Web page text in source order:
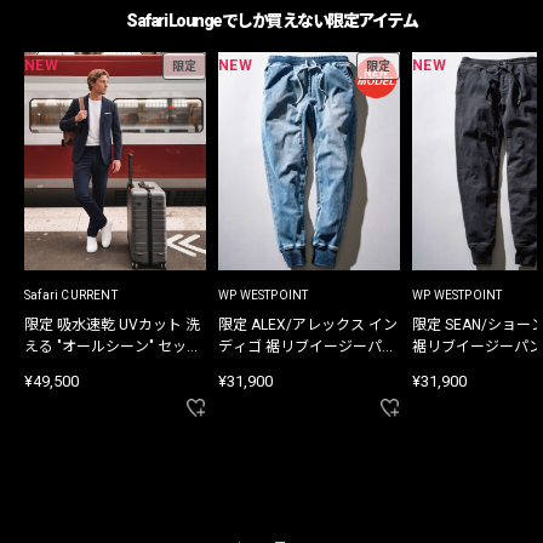
Safari Loungeでしか買えない限定アイテム
NEW 限定
Safari CURRENT
限定 吸水速乾 UVカット 洗
える "オールシーン" セット
¥49,500
NEW 限定
WP WESTPOINT
限定 ALEX/アレックス イン
ディゴ 裾リブイージーパン
¥31,900
NEW
WP WESTPOINT
限定 SEAN/ショー
裾リブイージーパ
¥31,900